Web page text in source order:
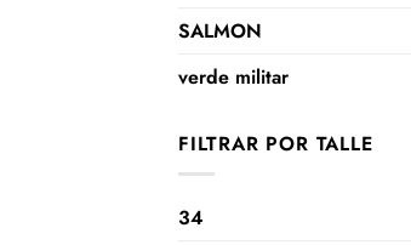
SALMON
verde militar
FILTRAR POR TALLE
34